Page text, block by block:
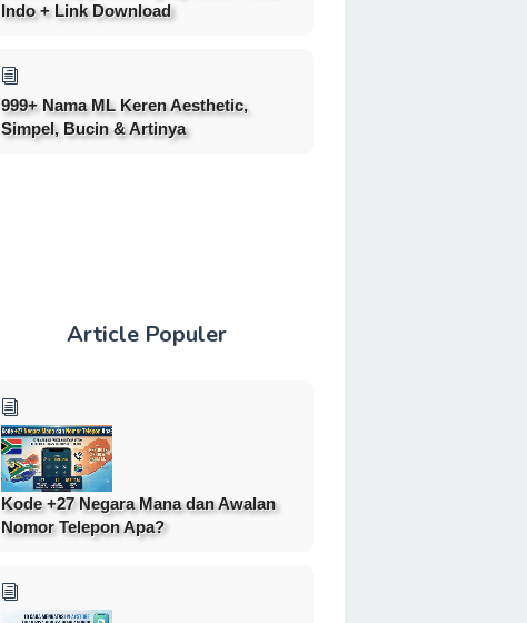
Indo + Link Download
999+ Nama ML Keren Aesthetic,
Simpel, Bucin & Artinya
Article Populer
Kode +27 Negara Mana dan Awalan
Nomor Telepon Apa?